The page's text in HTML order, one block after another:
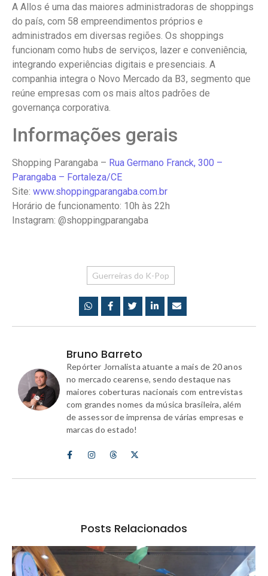
A Allos é uma das maiores administradoras de shoppings
do país, com 58 empreendimentos próprios e
administrados em diversas regiões. Os shoppings
funcionam como hubs de serviços, lazer e conveniência,
integrando experiências digitais e presenciais. A
companhia integra o Novo Mercado da B3, segmento que
reúne empresas com os mais altos padrões de
governança corporativa.
Informações gerais
Shopping Parangaba – Rua Germano Franck, 300 –
Parangaba – Fortaleza/CE
Site: www.shoppingparangaba.com.br
Horário de funcionamento: 10h às 22h
Instagram: @shoppingparangaba
Guerreiras do K-Pop
Bruno Barreto
Repórter Jornalista atuante a mais de 20 anos
no mercado cearense, sendo destaque nas
maiores coberturas nacionais com entrevistas
com grandes nomes da música brasileira, além
de assessor de imprensa de várias empresas e
marcas do estado!
Posts Relacionados